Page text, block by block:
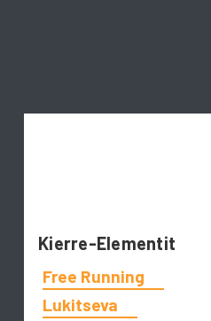
Kierre-Elementit
Free Running
Lukitseva